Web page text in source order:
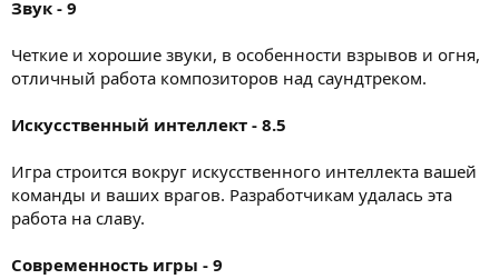
Звук - 9
Четкие и хорошие звуки, в особенности взрывов и огня,
отличный работа композиторов над саундтреком.
Искусственный интеллект - 8.5
Игра строится вокруг искусственного интеллекта вашей
команды и ваших врагов. Разработчикам удалась эта
работа на славу.
Современность игры - 9